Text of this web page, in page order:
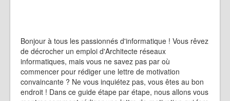
Bonjour à tous les passionnés d'informatique ! Vous rêvez
de décrocher un emploi d'Architecte réseaux
informatiques, mais vous ne savez pas par où
commencer pour rédiger une lettre de motivation
convaincante ? Ne vous inquiétez pas, vous êtes au bon
endroit ! Dans ce guide étape par étape, nous allons vous